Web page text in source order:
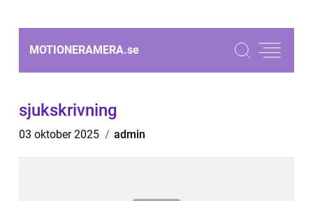
MOTIONERAMERA.se
sjukskrivning
03 oktober 2025 admin